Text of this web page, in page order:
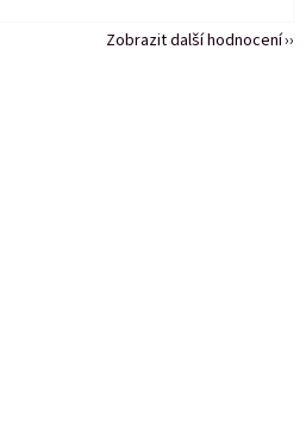
Zobrazit další hodnocení